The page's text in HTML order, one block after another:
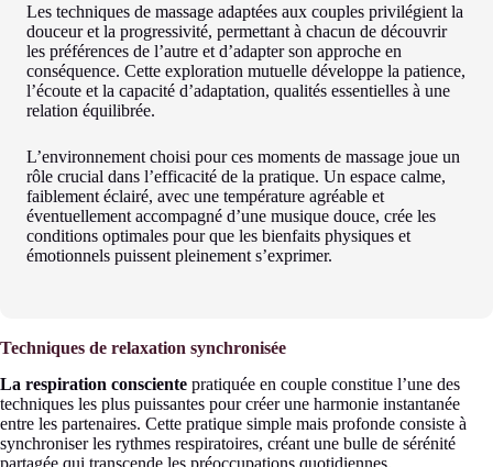
Les techniques de massage adaptées aux couples privilégient la
douceur et la progressivité, permettant à chacun de découvrir
les préférences de l’autre et d’adapter son approche en
conséquence. Cette exploration mutuelle développe la patience,
l’écoute et la capacité d’adaptation, qualités essentielles à une
relation équilibrée.
L’environnement choisi pour ces moments de massage joue un
rôle crucial dans l’efficacité de la pratique. Un espace calme,
faiblement éclairé, avec une température agréable et
éventuellement accompagné d’une musique douce, crée les
conditions optimales pour que les bienfaits physiques et
émotionnels puissent pleinement s’exprimer.
Techniques de relaxation synchronisée
La respiration consciente pratiquée en couple constitue l’une des
techniques les plus puissantes pour créer une harmonie instantanée
entre les partenaires. Cette pratique simple mais profonde consiste à
synchroniser les rythmes respiratoires, créant une bulle de sérénité
partagée qui transcende les préoccupations quotidiennes.